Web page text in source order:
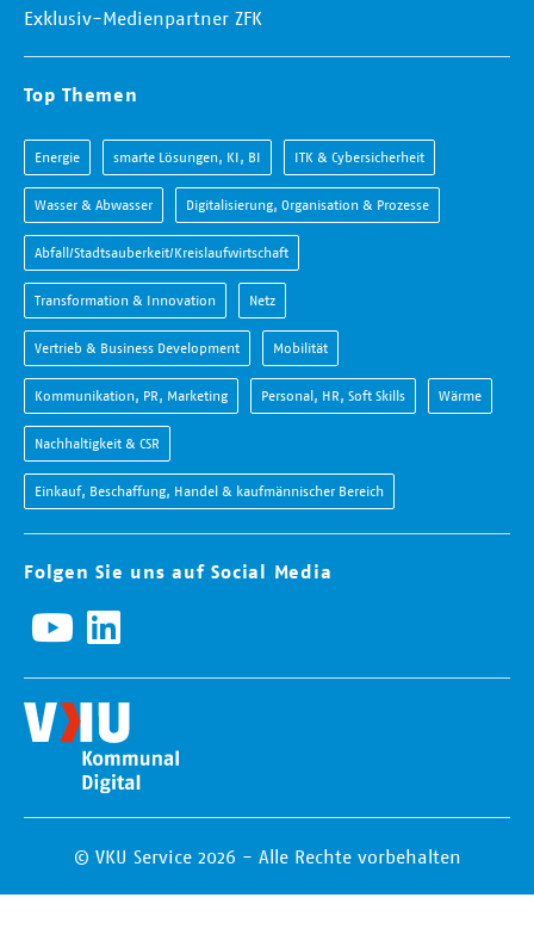
Exklusiv-Medienpartner ZFK
Top Themen
Energie smarte Lösungen, KI, BI ITK & Cybersicherheit
Wasser & Abwasser Digitalisierung, Organisation & Prozesse
Abfall/Stadtsauberkeit/Kreislaufwirtschaft
Transformation & Innovation Netz
Vertrieb & Business Development Mobilität
Kommunikation, PR, Marketing Personal, HR, Soft Skills Wärme
Nachhaltigkeit & CSR
Einkauf, Beschaffung, Handel & kaufmännischer Bereich
Folgen Sie uns auf Social Media
© VKU Service 2026 - Alle Rechte vorbehalten